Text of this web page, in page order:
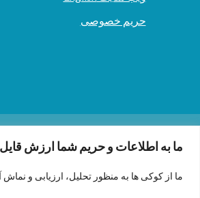
ما به اطلاعات و حریم شما ارزش
ما از کوکی ها به منظور تحلیل، ارزیابی و نماش
حریم خصوصی